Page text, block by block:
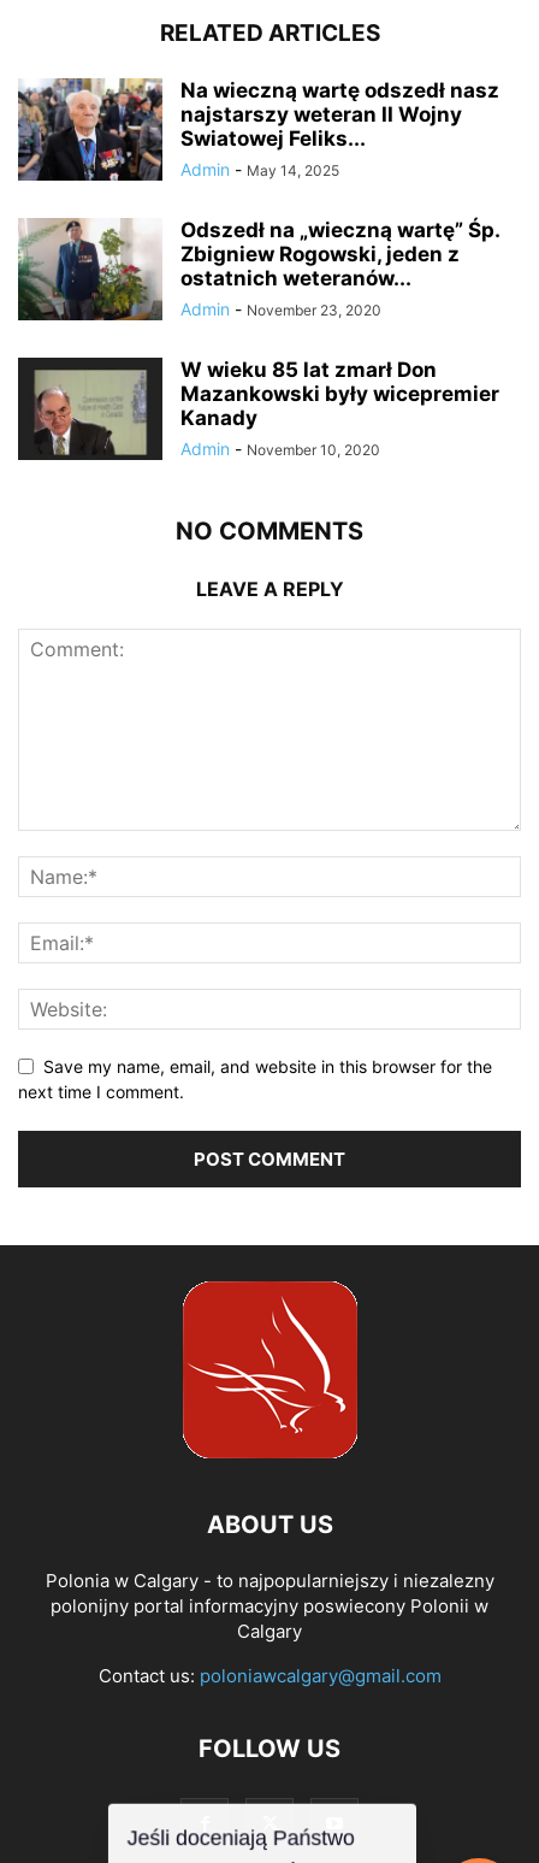
RELATED ARTICLES
Na wieczną wartę odszedł nasz
najstarszy weteran II Wojny
Swiatowej Feliks...
Admin - May 14, 2025
Odszedł na „wieczną wartę” Śp.
Zbigniew Rogowski, jeden z
ostatnich weteranów...
Admin - November 23, 2020
W wieku 85 lat zmarł Don
Mazankowski były wicepremier
Kanady
Admin - November 10, 2020
NO COMMENTS
LEAVE A REPLY
Save my name, email, and website in this browser for the
next time I comment.
ABOUT US
Polonia w Calgary - to najpopularniejszy i niezalezny
polonijny portal informacyjny poswiecony Polonii w
Calgary
Contact us: poloniawcalgary@gmail.com
FOLLOW US